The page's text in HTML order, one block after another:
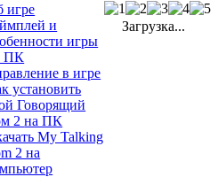
Загрузка...
игре
и
игры
ПК
в игре
установить
Говорящий
2на ПК
My Talking
2 на